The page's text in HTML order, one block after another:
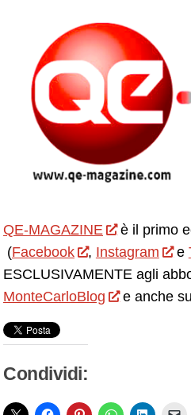
QE-MAGAZINE
è il primo
(Facebook , Instagram e
ESCLUSIVAMENTE agli
MonteCarloBlog
e anche
Condividi: